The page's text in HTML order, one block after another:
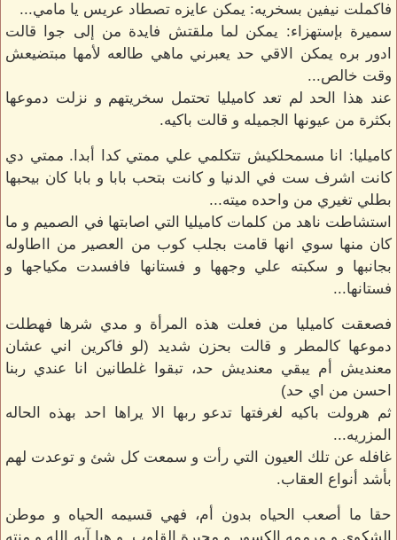
فاكملت نيفين بسخريه: يمكن عايزه تصطاد عريس يا مامي...
سميرة بإستهزاء: يمكن لما ملقتش فايدة من إلى جوا قالت
ادور بره يمكن الاقي حد يعبرني ماهي طالعه لأمها مبتضيعش
وقت خالص...
عند هذا الحد لم تعد كاميليا تحتمل سخريتهم و نزلت دموعها
بكثرة من عيونها الجميله و قالت باكيه.
كاميليا: انا مسمحلكيش تتكلمي علي ممتي كدا أبدا. ممتي دي
كانت اشرف ست في الدنيا و كانت بتحب بابا و بابا كان بيحبها
بطلي تغيري من واحده ميته...
استشاطت ناهد من كلمات كاميليا التي اصابتها في الصميم و ما
كان منها سوي انها قامت بجلب كوب من العصير من ااطاوله
بجانبها و سكبته علي وجهها و فستانها فافسدت مكياجها و
فستانها...
فصعقت كاميليا من فعلت هذه المرأة و مدي شرها فهطلت
دموعها كالمطر و قالت بحزن شديد (لو فاكرين اني عشان
معنديش أم يبقي معنديش حد، تبقوا غلطانين انا عندي ربنا
احسن من اي حد)
ثم هرولت باكيه لغرفتها تدعو ربها الا يراها احد بهذه الحاله
المزريه...
غافله عن تلك العيون التي رأت و سمعت كل شئ و توعدت لهم
بأشد أنواع العقاب.
حقا ما أصعب الحياه بدون أم، فهي قسيمه الحياه و موطن